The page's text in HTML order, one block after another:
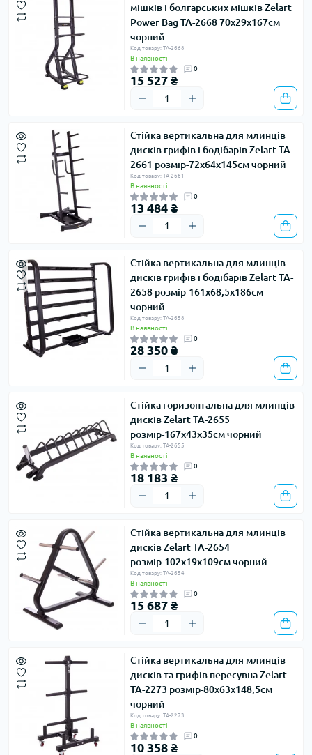
мішків і болгарських мішків Zelart
Power Bag TA-2668 70x29x167см
чорний
Код товару: TA-2668
В наявності
0
15 527 ₴
Стійка вертикальна для млинців
дисків грифів і бодібарів Zelart TA-
2661 розмір-72x64x145см чорний
Код товару: TA-2661
В наявності
0
13 484 ₴
Стійка вертикальна для млинців
дисків грифів і бодібарів Zelart TA-
2658 розмір-161x68,5x186см
чорний
Код товару: TA-2658
В наявності
0
28 350 ₴
Стійка горизонтальна для млинців
дисків Zelart TA-2655
розмір-167x43x35см чорний
Код товару: TA-2655
В наявності
0
18 183 ₴
Стійка вертикальна для млинців
дисків Zelart TA-2654
розмір-102x19x109см чорний
Код товару: TA-2654
В наявності
0
15 687 ₴
Стійка вертикальна для млинців
дисків та грифів пересувна Zelart
TA-2273 розмір-80х63х148,5см
чорний
Код товару: TA-2273
В наявності
0
10 358 ₴